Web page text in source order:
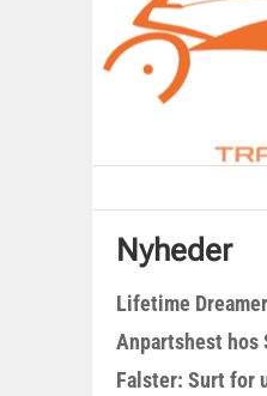
Nyheder
Lifetime
Anpartshest hos
Falster: Surt for